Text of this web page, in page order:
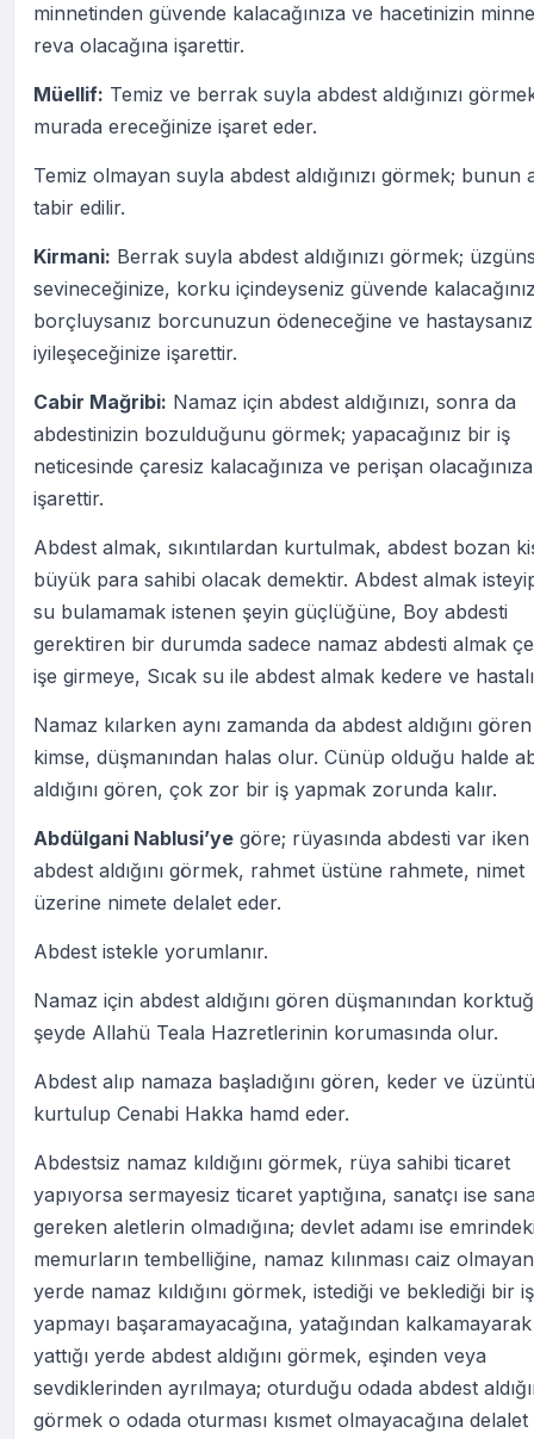
minnetinden güvende kalacağınıza ve hacetinizin
reva olacağına işarettir.
Müellif: Temiz ve berrak suyla abdest aldığınızı
murada ereceğinize işaret eder.
Temiz olmayan suyla abdest aldığınızı görmek; bunun
tabir edilir.
Kirmani: Berrak suyla abdest aldığınızı görmek;
sevineceğinize, korku içindeyseniz güvende
borçluysanız borcunuzun ödeneceğine ve hastaysanız
iyileşeceğinize işarettir.
Cabir Mağribi: Namaz için abdest aldığınızı, sonra da
abdestinizin bozulduğunu görmek; yapacağınız bir iş
neticesinde çaresiz kalacağınıza ve perişan olacağınıza
işarettir.
Abdest almak, sıkıntılardan kurtulmak, abdest bozan
büyük para sahibi olacak demektir. Abdest almak
su bulamamak istenen şeyin güçlüğüne, Boy abdesti
gerektiren bir durumda sadece namaz abdesti almak
işe girmeye, Sıcak su ile abdest almak kedere ve
Namaz kılarken aynı zamanda da abdest aldığını gören
kimse, düşmanından halas olur. Cünüp olduğu halde
aldığını gören, çok zor bir iş yapmak zorunda kalır.
Abdülgani Nablusi’ye göre; rüyasında abdesti var
abdest aldığını görmek, rahmet üstüne rahmete, nimet
üzerine nimete delalet eder.
Abdest istekle yorumlanır.
Namaz için abdest aldığını gören düşmanından
şeyde Allahü Teala Hazretlerinin korumasında olur.
Abdest alıp namaza başladığını gören, keder ve
kurtulup Cenabi Hakka hamd eder.
Abdestsiz namaz kıldığını görmek, rüya sahibi ticaret
yapıyorsa sermayesiz ticaret yaptığına, sanatçı ise
gereken aletlerin olmadığına; devlet adamı ise
memurların tembelliğine, namaz kılınması caiz
yerde namaz kıldığını görmek, istediği ve beklediği bir
yapmayı başaramayacağına, yatağından kalkamayarak
yattığı yerde abdest aldığını görmek, eşinden veya
sevdiklerinden ayrılmaya; oturduğu odada abdest
görmek o odada oturması kısmet olmayacağına delalet